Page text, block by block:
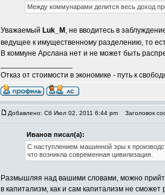
Между коммунарами делится весь доход
Уважаемый Luk_M , не вводитесь в
ведущее к имущественному разделению, то
В коммуне Арслана нет и не может быть
Отказ от стоимости в экономике - путь к
Добавлено: Сб Июл 02, 2011 6:44 pm Заголовок
Иванов писал(а):
С наступлением машинной эры к
что возникла современная цивилизация.
Размышляя над вашими словами, можно
в капитализм, как и сам капитализм не сможет